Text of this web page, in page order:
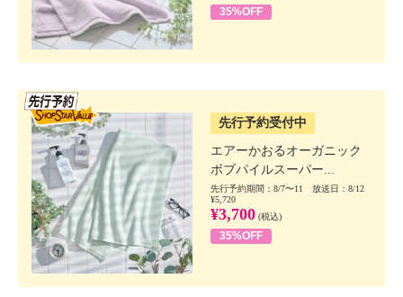
35%OFF
先行予約受付中
エアーかおるオーガニック
ボブパイルスーパー...
先行予約期間：8/7〜11 放送日：8/12
¥5,720
¥3,700 (税込)
35%OFF